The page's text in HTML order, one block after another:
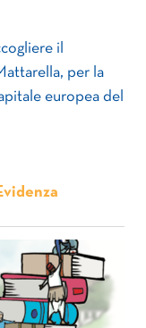
il
per la
europea del